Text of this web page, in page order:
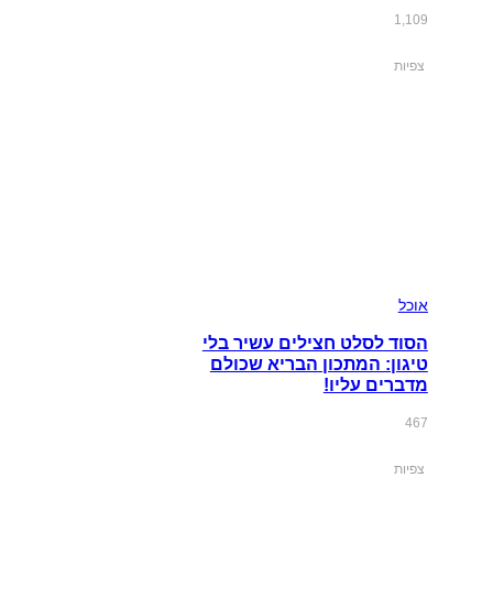
1,109
צפיות
אוכל
הסוד לסלט חצילים עשיר בלי
טיגון: המתכון הבריא שכולם
מדברים עליו!
467
צפיות